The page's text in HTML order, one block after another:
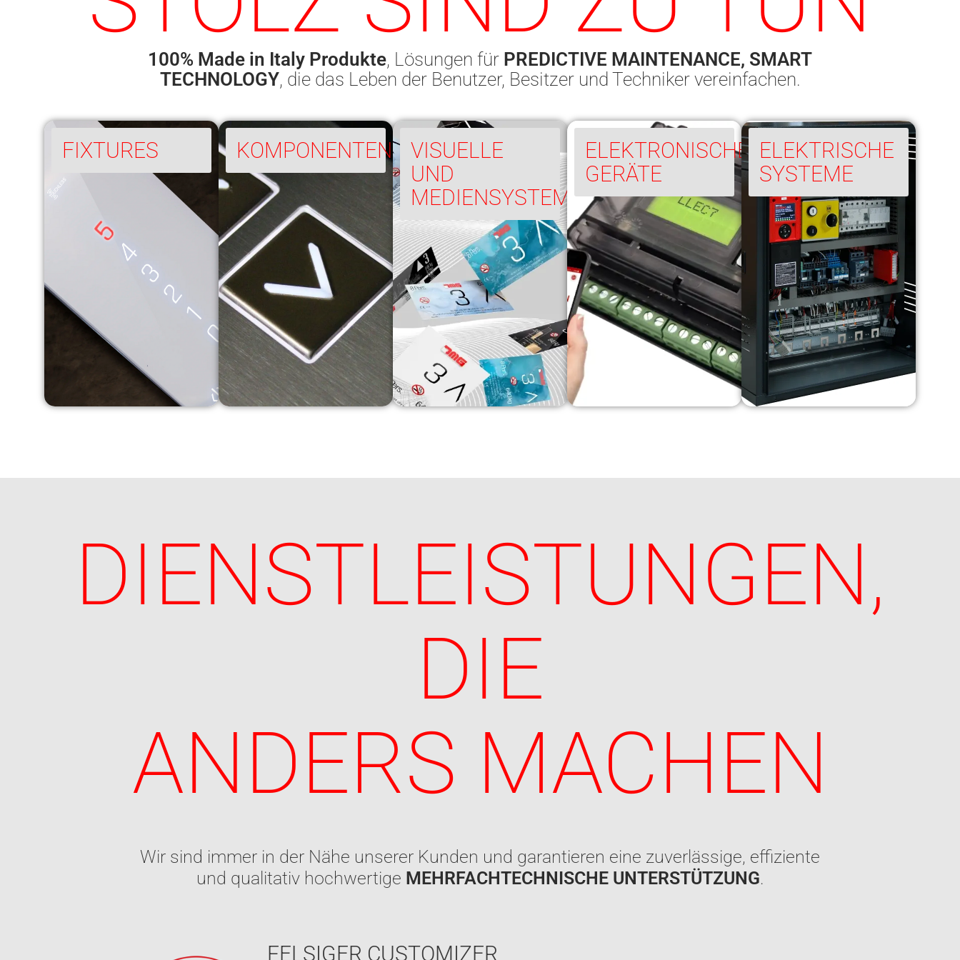
100% Made in Italy Produkte, Lösungen für PREDICTIVE MAINTENANCE, SMART
TECHNOLOGY, die das Leben der Benutzer, Besitzer und Techniker vereinfachen.
FIXTURES KOMPONENTEN
VISUELLE
UND
MEDIENSYSTEME
ELEKTRONISCHE
GERÄTE
ELEKTRISCHE
SYSTEME
DIENSTLEISTUNGEN,
DIE
ANDERS MACHEN
Wir sind immer in der Nähe unserer Kunden und garantieren eine zuverlässige, effiziente
und qualitativ hochwertige MEHRFACHTECHNISCHE UNTERSTÜTZUNG.
DMG SCHNELL